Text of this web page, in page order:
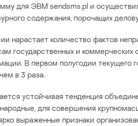
для ЭВМ sendsms.pl и
содержания, порочащих
нарастает количество фактов
государственных и коммерческих
В первом полугодии текущего
в 3 раза.
устойчивая тенденция
для совершения
выраженные признаки